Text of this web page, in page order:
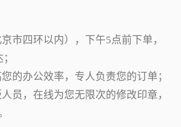
市四环以内），下午5点前下单，
的办公效率，专人负责您的订单；
员，在线为您无限次的修改印章，